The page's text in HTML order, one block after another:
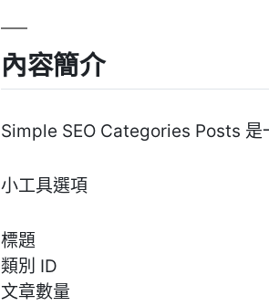
內容簡介
Simple SEO Categories Posts 是
小工具選項
標題
類別 ID
文章數量